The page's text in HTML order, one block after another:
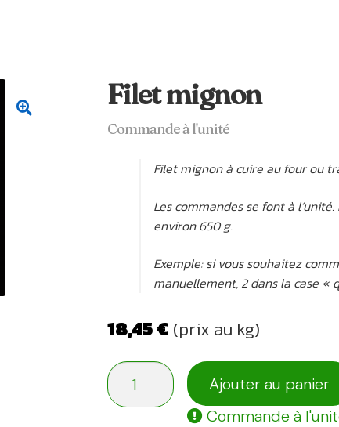
Filet mignon
Commande à l'unité
Filet mignon à cuire au four ou
Les commandes se font à
environ 650 g.
Exemple: si vous souhaitez
manuellement, 2 dans la case «
18,45€ (prix au kg)
quantité
de
Ajouter au panier
Commande à